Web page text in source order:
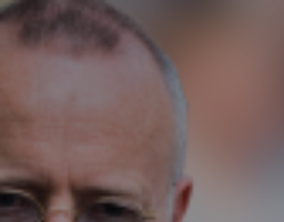
Spring
Spring